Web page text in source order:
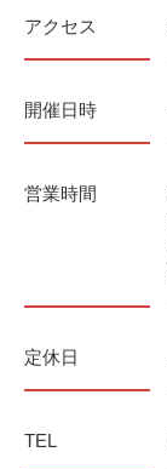
アクセス
開催日時
営業時間
定休日
TEL